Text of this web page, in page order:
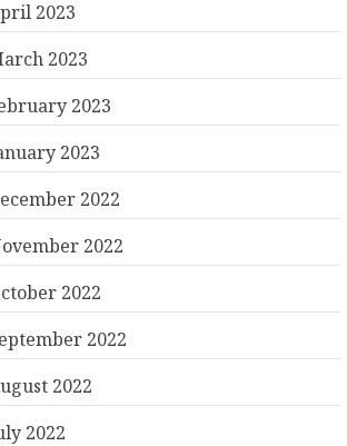
2023
2023
2023
2023
2022
2022
2022
2022
2022
2022